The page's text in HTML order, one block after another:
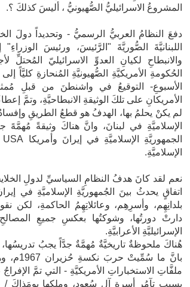
المشروعُ الاسرائيليُّ الصُّهيونيُّ ، أليسَ كذلكَ ؟.
​دفعَ النظامُ العربيُّ الرسميُّ - وتحديداً دولَ
اللبنانيَّةَ الصُّوريَّةَ "الرَّئيسَ، ورئيسَ
والانبطاحِ لكيانِ العدوِّ الاسرائيليّ المُحتلِّ
الحُكومةِ الأمريكيَّةِ الصُّهيونيَّةِ المُنحازةِ كليَّاً
الأسبوعِ- التوقيعُ في واشنطنَ من قبلِ
الأمريكانِ على تلكَ الوثيقةِ الانبطاحيَّةِ، وتمَّ
لم يكنْ يحلمُ بها، الهدفُ هو قطعُ الطريقِ
الإسلاميَّةِ في لبنانَ، وانَّ هناكَ وثيقةً مُهمَّهً
الإسلاميَّةِ.
​نعم لقد كانَ هدفُ النظامِ السياسيِّ لدولِ
اتفاقٍ يحدثُ بينَ الجُمهوريَّةِ الإسلاميَّةِ في
بلدانِهِم، وأسرِهِم، وعائلاتِهِمُ الحاكمةِ، لكن
دارتْ دورتُها، وشوكتُها بعكسِ جميعِ المصالحِ
الإسرائيليَّةِ الأعرابيَّةِ.
​هُناكَ ملحوظةٌ تاريخيَّةٌ مُهمَّةٌ جدَّاً يجبُ تدريسُها،
بانَّ ما
ملفَّاتِ الاستخباراتِ الأمريكيَّةِ - التي تمَّ
بسببِ تآمُرِ أسرةِ آل سُعود، وملكِها يومَذاكَ /